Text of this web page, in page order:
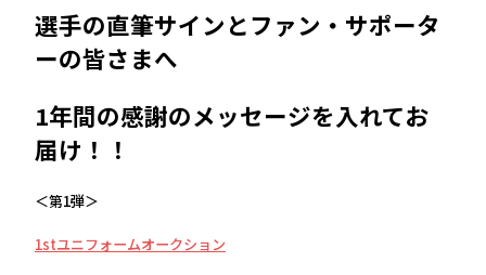
選手の直筆サインとファン・サポータ
ーの皆さまへ
1年間の感謝のメッセージを入れてお
届け！！
＜第1弾＞
1stユニフォームオークション